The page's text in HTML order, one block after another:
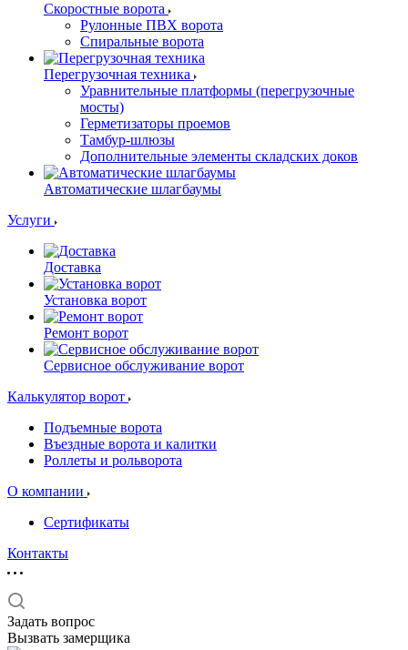
Скоростные ворота
Рулонные ПВХ ворота
Спиральные ворота
Перегрузочная техника
Уравнительные платформы (перегрузочные
мосты)
Герметизаторы проемов
Тамбур-шлюзы
Дополнительные элементы складских доков
Автоматические шлагбаумы
Услуги
Доставка
Установка ворот
Ремонт ворот
Сервисное обслуживание ворот
Калькулятор ворот
Подъемные ворота
Въездные ворота и калитки
Роллеты и рольворота
О компании
Сертификаты
Контакты
Задать вопрос
Вызвать замерщика